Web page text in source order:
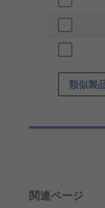
類似製
関連ページ